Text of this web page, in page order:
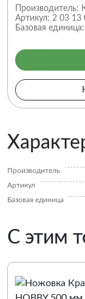
Производитель:
Артикул: 2 03 13
Базовая единица:
Производитель
Артикул
Базовая единица
С этим